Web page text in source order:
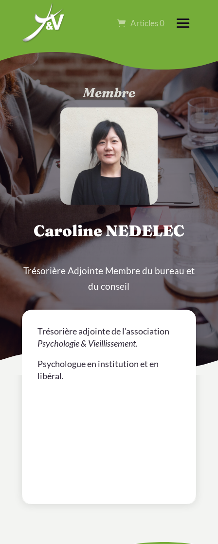
Articles 0
Membre
Caroline NEDELEC
Trésorière Adjointe Membre du bureau et
du conseil
Trésorière adjointe de l’association
Psychologie & Vieillissement.
Psychologue en institution et en
libéral.